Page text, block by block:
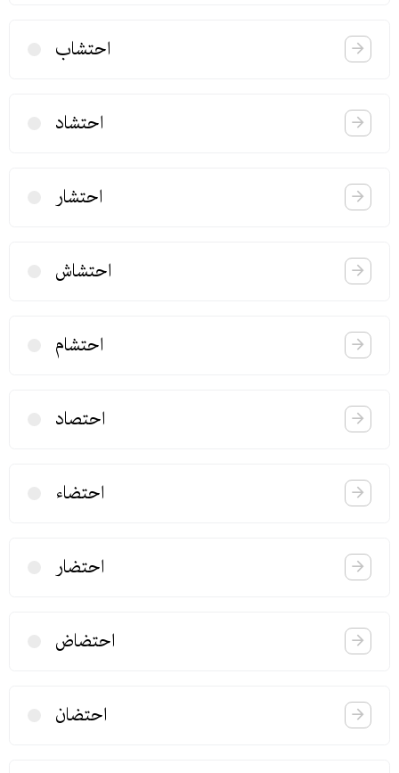
احتشاب
احتشاد
احتشار
احتشاش
احتشام
احتصاد
احتضاء
احتضار
احتضاض
احتضان